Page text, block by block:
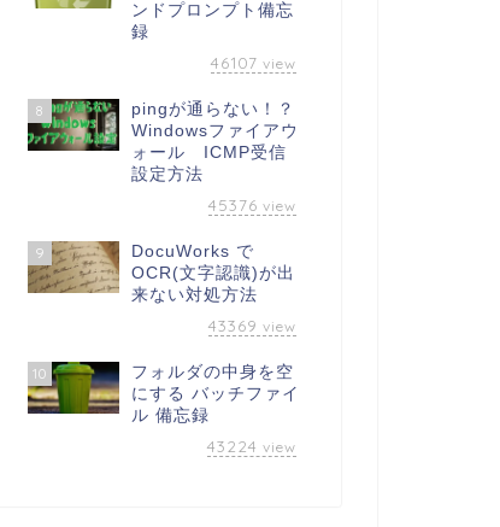
ンドプロンプト備忘
録
46107 view
8
pingが通らない！？
Windowsファイアウ
ォール ICMP受信
設定方法
45376 view
9
DocuWorks で
OCR(文字認識)が出
来ない対処方法
43369 view
10
フォルダの中身を空
にする バッチファイ
ル 備忘録
43224 view